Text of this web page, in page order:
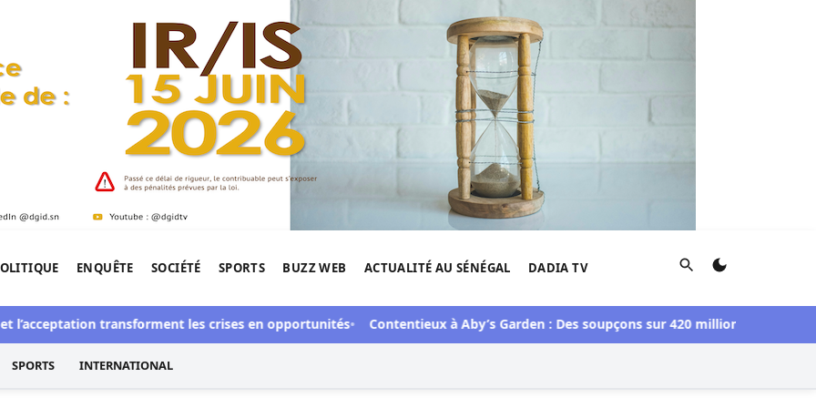
de l'Afrique.
ENQUÊTE SOCIÉTÉ SPORTS BUZZ WEB ACTUALITÉ AU SÉNÉGAL DADIA TV Rechercher
transforment les crises en opportunités Contentieux à Aby’s Garden : Des soupçons sur 420 millions F CFA, Aby
SPORTS INTERNATIONAL